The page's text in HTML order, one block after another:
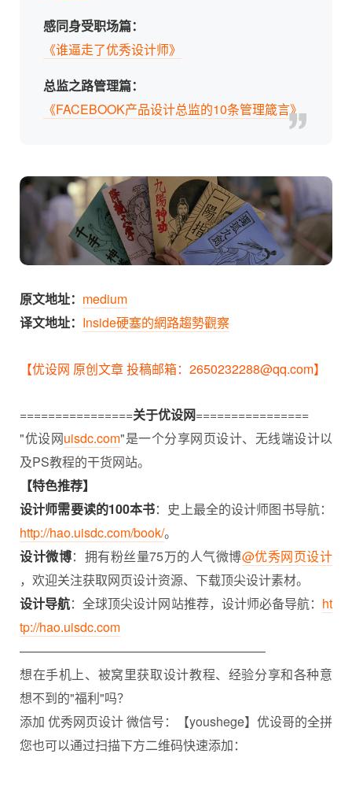
感同身受职场篇：
《谁逼走了优秀设计师》
总监之路管理篇：
《FACEBOOK产品设计总监的10条管理箴言》
原文地址： medium
译文地址： Inside硬塞的網路趨勢觀察
【优设网 原创文章 投稿邮箱：2650232288@qq.com】
================关于优设网================
"优设网uisdc.com"是一个分享网页设计、无线端设计以
及PS教程的干货网站。
【特色推荐】
设计师需要读的100本书：史上最全的设计师图书导航：
http://hao.uisdc.com/book/。
设计微博：拥有粉丝量75万的人气微博@优秀网页设计
，欢迎关注获取网页设计资源、下载顶尖设计素材。
设计导航：全球顶尖设计网站推荐，设计师必备导航： ht
tp://hao.uisdc.com
———————————————————–
想在手机上、被窝里获取设计教程、 经验分享和各种意
想不到的"福利"吗？
添加 优秀网页设计 微信号：【youshege】优设哥的全拼
您也可以通过扫描下方二维码快速添加：